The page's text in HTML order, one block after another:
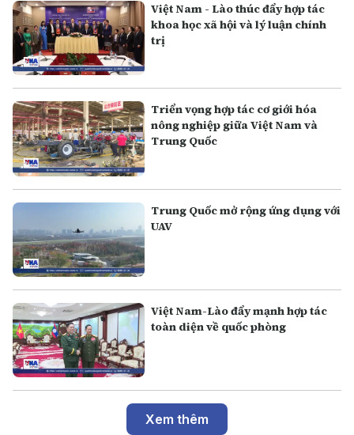
Việt Nam - Lào thúc đẩy hợp tác
khoa học xã hội và lý luận chính
trị
Triển vọng hợp tác cơ giới hóa
nông nghiệp giữa Việt Nam và
Trung Quốc
Trung Quốc mở rộng ứng dụng với
UAV
Việt Nam-Lào đẩy mạnh hợp tác
toàn diện về quốc phòng
Xem thêm